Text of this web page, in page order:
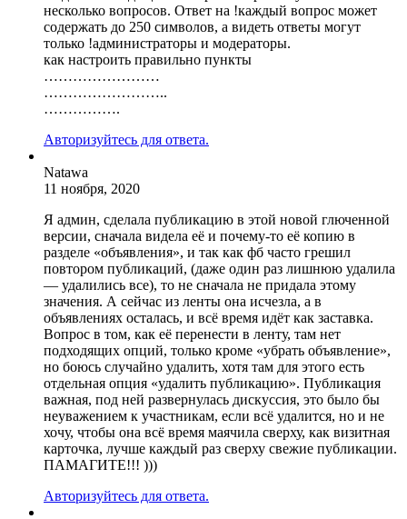
несколько вопросов. Ответ на !каждый вопрос может
содержать до 250 символов, а видеть ответы могут
только !администраторы и модераторы.
как настроить правильно пункты
……………………
……………………..
…………….
Авторизуйтесь для ответа.
Natawa
11 ноября, 2020
Я админ, сделала публикацию в этой новой глюченной
версии, сначала видела её и почему-то её копию в
разделе «объявления», и так как фб часто грешил
повтором публикаций, (даже один раз лишнюю удалила
— удалились все), то не сначала не придала этому
значения. А сейчас из ленты она исчезла, а в
объявлениях осталась, и всё время идёт как заставка.
Вопрос в том, как её перенести в ленту, там нет
подходящих опций, только кроме «убрать объявление»,
но боюсь случайно удалить, хотя там для этого есть
отдельная опция «удалить публикацию». Публикация
важная, под ней развернулась дискуссия, это было бы
неуважением к участникам, если всё удалится, но и не
хочу, чтобы она всё время маячила сверху, как визитная
карточка, лучше каждый раз сверху свежие публикации.
ПАМАГИТЕ!!! )))
Авторизуйтесь для ответа.